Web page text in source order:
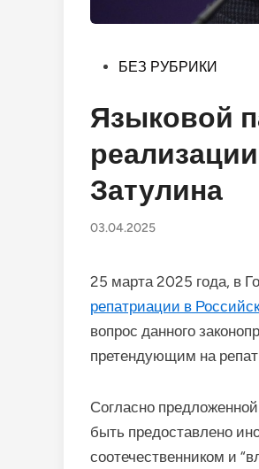
Опубликовано
БЕЗ РУБРИКИ
Языковой
Затулина
03.04.2025
25 марта 2025 года, в
репатриации в
вопрос данного
претендующим на
Согласно
быть предоставлено
соотечественником и